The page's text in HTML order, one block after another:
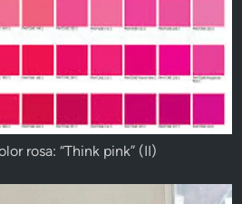
rosa: “Think pink” (II)